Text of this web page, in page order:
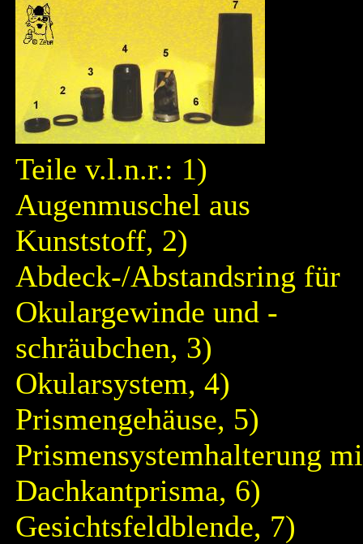
Teile v.l.n.r.: 1)
Augenmuschel aus
Kunststoff, 2)
Abdeck-/Abstandsring für
Okulargewinde und -
schräubchen, 3)
Okularsystem, 4)
Prismengehäuse, 5)
Prismensystemhalterung
Dachkantprisma, 6)
Gesichtsfeldblende, 7)